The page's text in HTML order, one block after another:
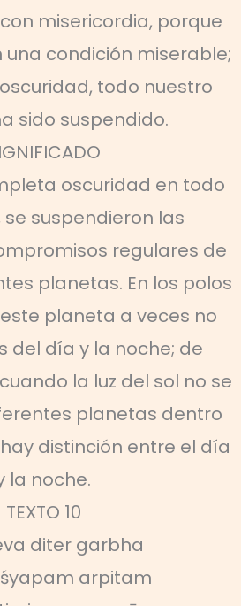
misericordia, porque
condición miserable;
todo nuestro
sido suspendido.
oscuridad en todo
se suspendieron las
regulares de
planetas. En los polos
planeta a veces no
del día y la noche; de
la luz del sol no se
planetas dentro
distinción entre el día
la noche.
TEXTO 10
diter garbha
arpitam